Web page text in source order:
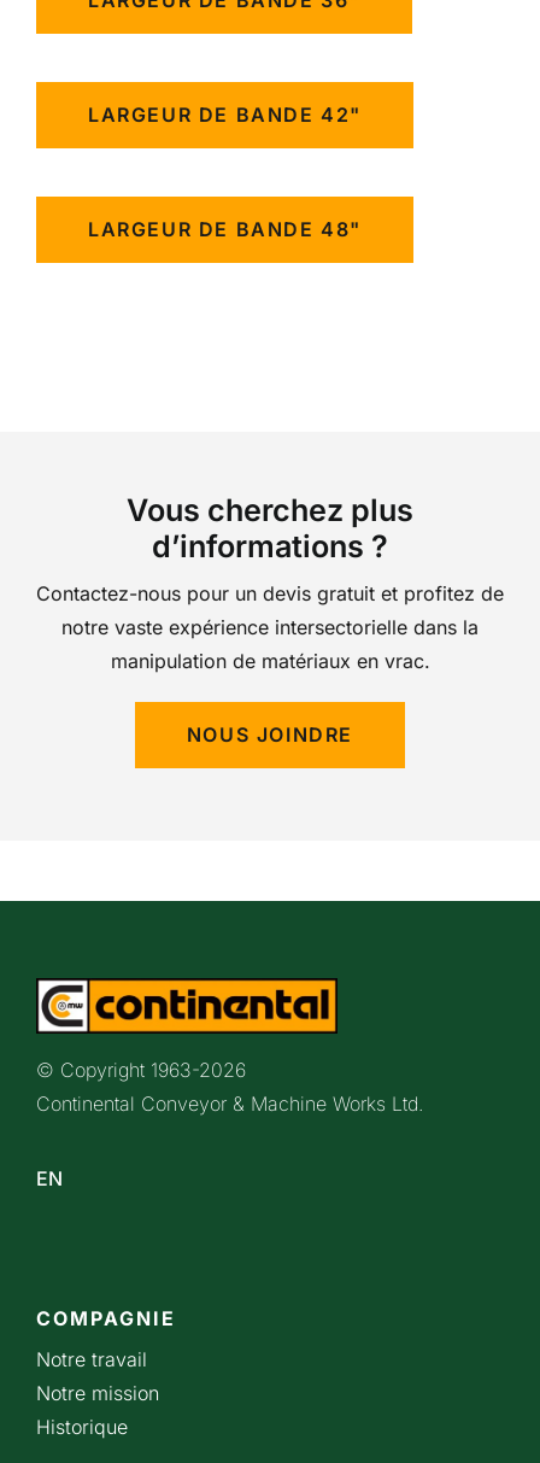
LARGEUR DE BANDE 42"
LARGEUR DE BANDE 48"
Vous cherchez plus
d’informations ?
Contactez-nous pour un devis gratuit et profitez de
notre vaste expérience intersectorielle dans la
manipulation de matériaux en vrac.
NOUS JOINDRE
© Copyright 1963-2026
Continental Conveyor & Machine Works Ltd.
EN
COMPAGNIE
Notre travail
Notre mission
Historique